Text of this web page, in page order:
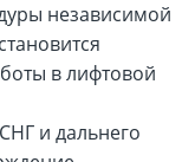
независимой
в лифтовой
и дальнего